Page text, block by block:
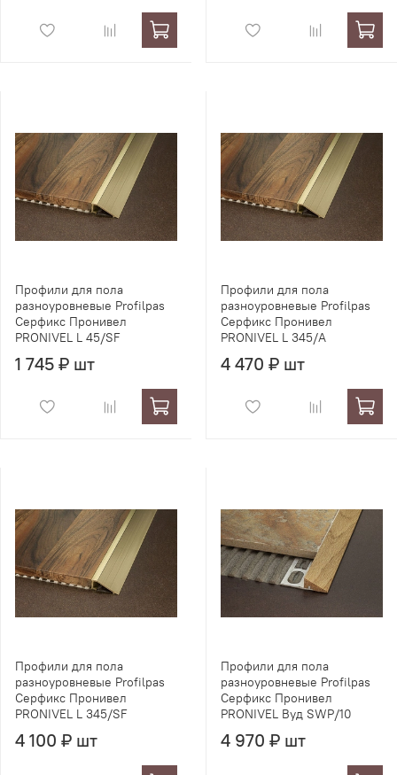
Профили для пола
разноуровневые Profilpas
Серфикс Пронивел
PRONIVEL L 45/SF
1 745 ₽ шт
Профили для пола
разноуровневые Profilpas
Серфикс Пронивел
PRONIVEL L 345/A
4 470 ₽ шт
Профили для пола
разноуровневые Profilpas
Серфикс Пронивел
PRONIVEL L 345/SF
4 100 ₽ шт
Профили для пола
разноуровневые Profilpas
Серфикс Пронивел
PRONIVEL Вуд SWP/10
4 970 ₽ шт